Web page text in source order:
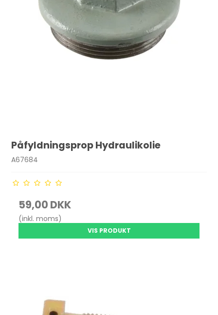
Påfyldningsprop Hydraulikolie
A67684
59,00 DKK
(inkl. moms)
VIS PRODUKT